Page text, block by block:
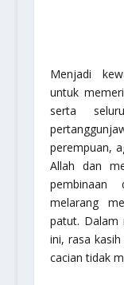
Menjadi
untuk
serta
perempuan,
Allah dan
pembinaan
melarang
patut. Dalam
ini, rasa
cacian tidak